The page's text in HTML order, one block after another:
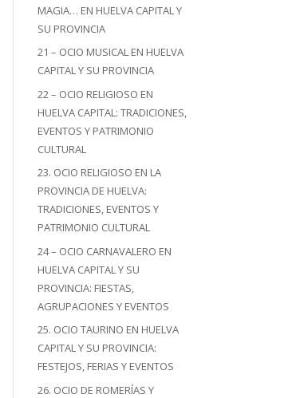
MAGIA… EN HUELVA CAPITAL Y
SU PROVINCIA
21 – OCIO MUSICAL EN HUELVA
CAPITAL Y SU PROVINCIA
22 – OCIO RELIGIOSO EN
HUELVA CAPITAL: TRADICIONES,
EVENTOS Y PATRIMONIO
CULTURAL
23. OCIO RELIGIOSO EN LA
PROVINCIA DE HUELVA:
TRADICIONES, EVENTOS Y
PATRIMONIO CULTURAL
24 – OCIO CARNAVALERO EN
HUELVA CAPITAL Y SU
PROVINCIA: FIESTAS,
AGRUPACIONES Y EVENTOS
25. OCIO TAURINO EN HUELVA
CAPITAL Y SU PROVINCIA:
FESTEJOS, FERIAS Y EVENTOS
26. OCIO DE ROMERÍAS Y